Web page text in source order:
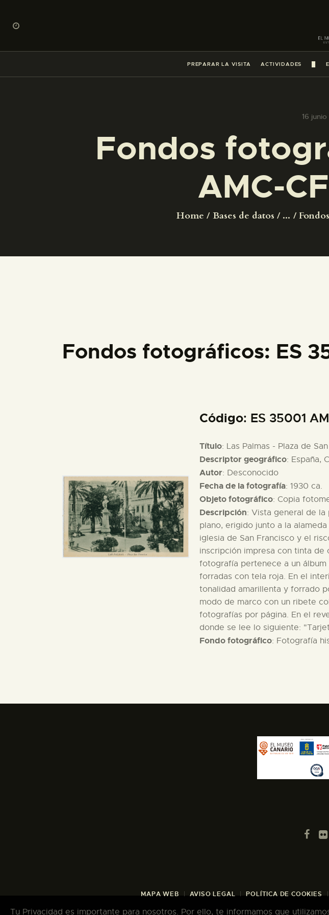
PREPARAR LA VISITA ACTIVIDADES
16 junio
Fondos
AMC-
Home Bases de datos ...
PREPARAR LA
ACTIVIDADES
█
COLECCIONES
DIDÁCTICA
ESPAÑOL
Fondos fotográficos: ES
Código: ES 35001
Título: Las Palmas - Plaza de
Descriptor geográfico: España,
Autor: Desconocido
Fecha de la fotografía: 1930 ca.
Objeto fotográfico: Copia
Descripción: Vista general de la
plano, erigido junto a la
iglesia de San Francisco y el
inscripción impresa con tinta de
fotografía pertenece a un
forradas con tela roja. En el
tonalidad amarillenta y forrado
modo de marco con un ribete
fotografías por página. En el
donde se lee lo siguiente:
Fondo fotográfico: Fotografía
MAPA WEB AVISO LEGAL POLÍTICA DE COOKIES
Tu Privacidad es importante para nosotros. Por ello, te informamos que